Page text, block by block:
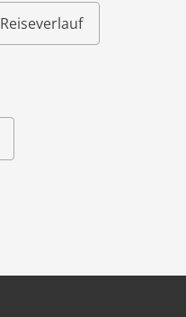
Reiseverlauf